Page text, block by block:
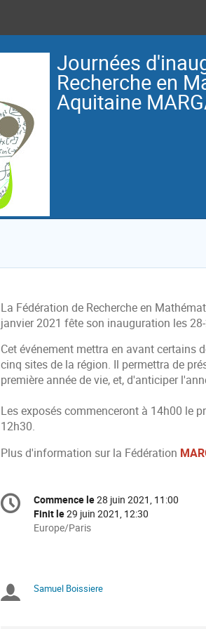
Journées
Recherche en
Aquitaine
La Fédération de Recherche en
janvier 2021 fête son inauguration les
Cet événement mettra en avant certains
cinq sites de la région. Il permettra de
première année de vie, et, d'anticiper
Les exposés commenceront à 14h00 le
12h30.
Plus d'information sur la Fédération
Information
de
Date/Heure
Commence le28 juin 2021, 11:00
Finit le29 juin 2021, 12:30
Toutes
en
Europe/Paris
Présidents
Samuel Boissiere